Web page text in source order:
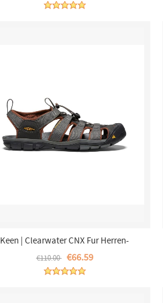
Keen | Clearwater CNX Fur Herren-
Raven/Tortoise Shell
€110.00 €66.59